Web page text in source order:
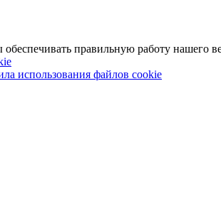
правильную работу нашего
использования файлов cookie